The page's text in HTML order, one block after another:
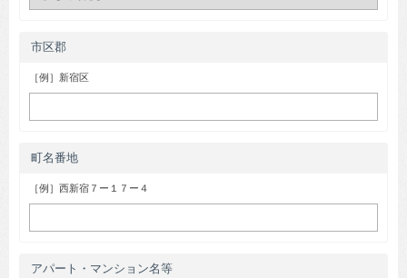
市区郡
［例］新宿区
町名番地
［例］西新宿７ー１７ー４
アパート・マンション名等